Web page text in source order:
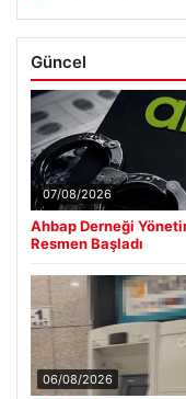
Güncel
07/08/2026
Ahbap Derneği
Resmen Başladı
06/08/2026